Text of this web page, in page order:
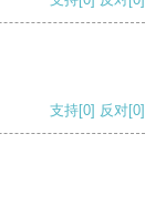
支持[0] 反对[0]